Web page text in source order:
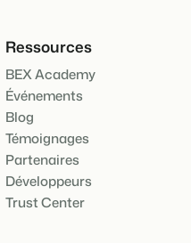
Ressources
BEX Academy
Événements
Blog
Témoignages
Partenaires
Développeurs
Trust Center